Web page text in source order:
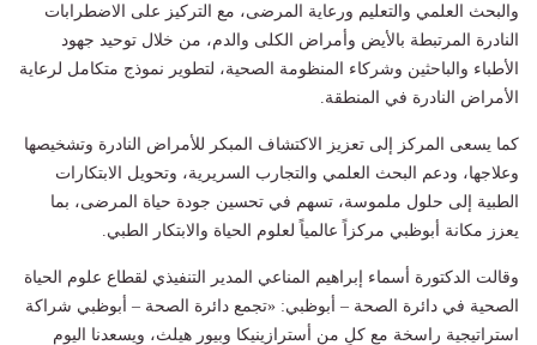
والبحث العلمي والتعليم ورعاية المرضى، مع التركيز على الاضطرابات
النادرة المرتبطة بالأيض وأمراض الكلى والدم، من خلال توحيد جهود
الأطباء والباحثين وشركاء المنظومة الصحية، لتطوير نموذج متكامل لرعاية
الأمراض النادرة في المنطقة.
كما يسعى المركز إلى تعزيز الاكتشاف المبكر للأمراض النادرة وتشخيصها
وعلاجها، ودعم البحث العلمي والتجارب السريرية، وتحويل الابتكارات
الطبية إلى حلول ملموسة، تسهم في تحسين جودة حياة المرضى، بما
يعزز مكانة أبوظبي مركزاً عالمياً لعلوم الحياة والابتكار الطبي.
وقالت الدكتورة أسماء إبراهيم المناعي المدير التنفيذي لقطاع علوم الحياة
الصحية في دائرة الصحة – أبوظبي: «تجمع دائرة الصحة – أبوظبي شراكة
استراتيجية راسخة مع كلٍ من أسترازينيكا وبيور هيلث، ويسعدنا اليوم